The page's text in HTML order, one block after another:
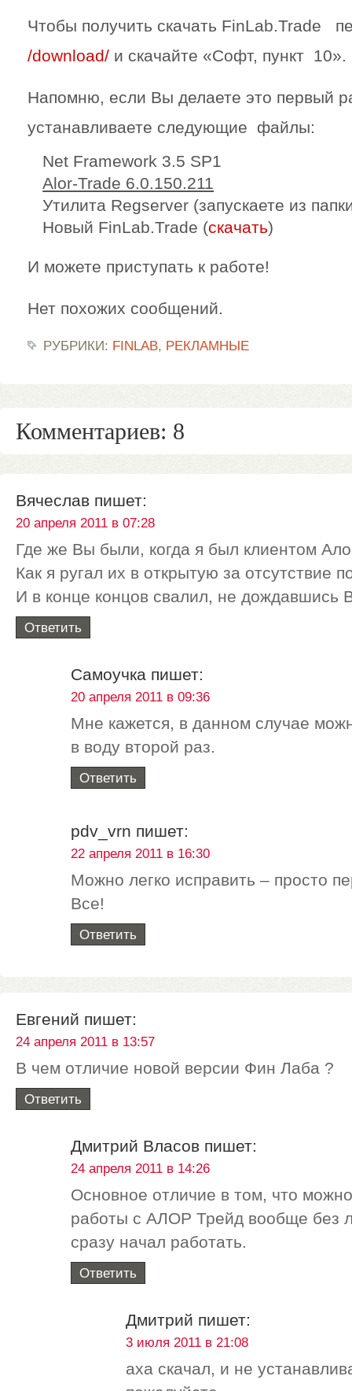
Чтобы получить скачать FinLab.Trade
/download/ и скачайте «Софт, пункт 10».
Напомню, если Вы делаете это первый
устанавливаете следующие файлы:
Net Framework 3.5 SP1
Alor-Trade 6.0.150.211
Утилита Regserver (запускаете из
Новый FinLab.Trade (скачать)
И можете приступать к работе!
Нет похожих сообщений.
РУБРИКИ: FINLAB, РЕКЛАМНЫЕ
Комментариев: 8
Вячеслав пишет:
20 апреля 2011 в 07:28
Где же Вы были, когда я был клиентом
Как я ругал их в открытую за отсутствие
И в конце концов свалил, не дождавшись
Ответить
Самоучка пишет:
20 апреля 2011 в 09:36
Мне кажется, в данном случае
в воду второй раз.
Ответить
pdv_vrn пишет:
22 апреля 2011 в 16:30
Можно легко исправить – просто
Все!
Ответить
Евгений пишет:
24 апреля 2011 в 13:57
В чем отличие новой версии Фин Лаба ?
Ответить
Дмитрий Власов пишет:
24 апреля 2011 в 14:26
Основное отличие в том, что
работы с АЛОР Трейд вообще без
сразу начал работать.
Ответить
Дмитрий пишет:
3 июля 2011 в 21:08
аха скачал, и не